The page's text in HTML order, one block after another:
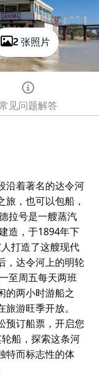
2 张照片
见问题解答
沿着著名的达令河
，也可以包船，
拉号是一艘蒸汽
造，于1894年下
打造了这艘现代
，达令河上的明轮
至周五每天两班
的两小时游船之
游旺季开放。
预订船票，开启您
船，探索这条河
特而标志性的体